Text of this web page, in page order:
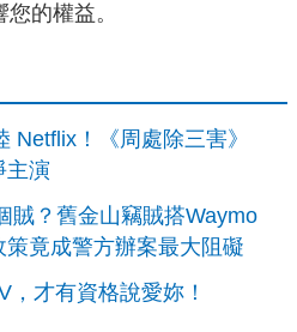
的權益。
Netflix！《周處除三害》
主演
賊？舊金山竊賊搭Waymo
竟成警方辦案最大阻礙
才有資格說愛妳！